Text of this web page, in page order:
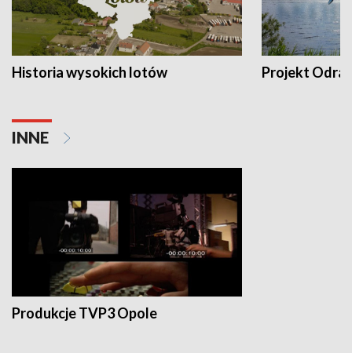
Historia wysokich lotów Projekt Odra
INNE
Produkcje TVP3 Opole